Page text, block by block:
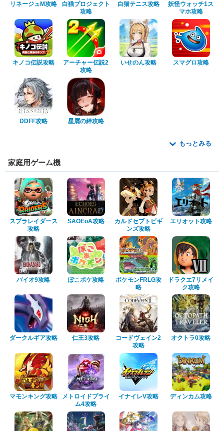
リネージュM攻略
白猫プロジェクト
攻略
白猫テニス攻略
妖怪ウォッチ1ス
マホ攻略
キノコ伝説攻略
アーチャー伝説2
攻略
いせのん攻略 スマグロ攻略
DDFF攻略 星屑の絆攻略
もっとみる
家庭用ゲーム機
スプラレイダース
攻略
SAOEoA攻略
カルドセプトビギ
ンズ攻略
エリオット攻略
バイオ9攻略 ぽこポケ攻略
ポケモンFRLG攻
略
ドラクエ7リメイ
ク攻略
ダークルギア攻略 仁王3攻略
コードヴェイン2
攻略
オクトラ0攻略
マモンキング攻略
メトロイドプライ
ム4攻略
イナイレV攻略 ディンカム攻略